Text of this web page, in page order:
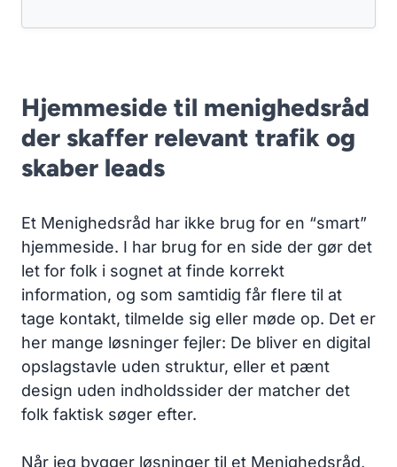
Hjemmeside til menighedsråd
der skaffer relevant trafik og
skaber leads
Et Menighedsråd har ikke brug for en “smart”
hjemmeside. I har brug for en side der gør det
let for folk i sognet at finde korrekt
information, og som samtidig får flere til at
tage kontakt, tilmelde sig eller møde op. Det er
her mange løsninger fejler: De bliver en digital
opslagstavle uden struktur, eller et pænt
design uden indholdssider der matcher det
folk faktisk søger efter.
Når jeg bygger løsninger til et Menighedsråd,